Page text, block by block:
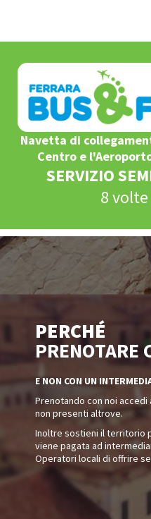
Navetta di
Centro e
SERVIZIO
8
PERCHÉ
PRENOTARE
E NON CON UN
Prenotando con noi
non presenti altrove.
Inoltre sostieni il territorio
viene pagata ad
Operatori locali di offrire